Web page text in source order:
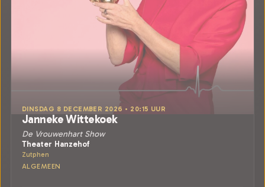
DINSDAG 8 DECEMBER 2026 • 20:15 UUR
Janneke Wittekoek
De Vrouwenhart Show
Theater Hanzehof
Zutphen
ALGEMEEN